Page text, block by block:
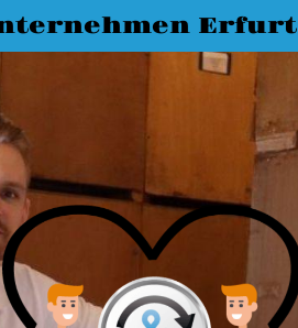
Erfurt